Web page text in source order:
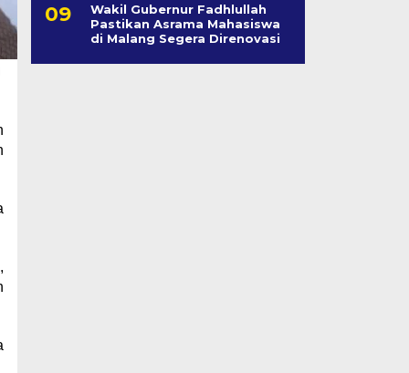
Wakil Gubernur Fadhlullah
Pastikan Asrama Mahasiswa
di Malang Segera Direnovasi